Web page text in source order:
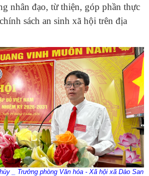
nhân đạo, từ thiện, góp phần thực
sách an sinh xã hội trên địa
_ Trưởng phòng Văn hóa - Xã hội xã Dào San